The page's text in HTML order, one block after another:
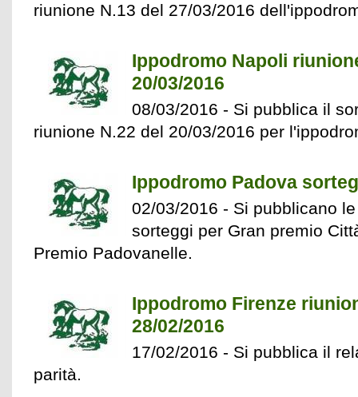
riunione N.13 del 27/03/2016
Ippodromo Napoli
20/03/2016
08/03/2016 - Si pubblica il
riunione N.22 del 20/03/2016 per
Ippodromo Padova
02/03/2016 - Si pubblicano
sorteggi per Gran premio
Premio Padovanelle.
Ippodromo Firenze
28/02/2016
17/02/2016 - Si pubblica il
parità.